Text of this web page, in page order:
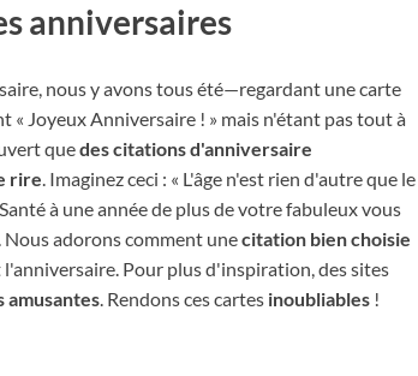
anniversaires
nous y avons tous été—regardant une carte
« Joyeux Anniversaire ! » mais n'étant pas tout à
quedes citations d'anniversaire
rire. Imaginez ceci : « L'âge n'est rien d'autre que le
à une année de plus de votre fabuleux vous
Nous adorons comment unecitation bien choisie
Pour plus d'inspiration, des sites
. Rendons ces cartes inoubliables !